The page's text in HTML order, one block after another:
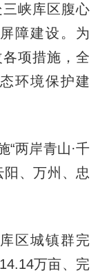
峡库区腹心
障建设。为
项措施，全
环境保护建
两岸青山·千
阳、万州、忠
区城镇群完
万亩、完